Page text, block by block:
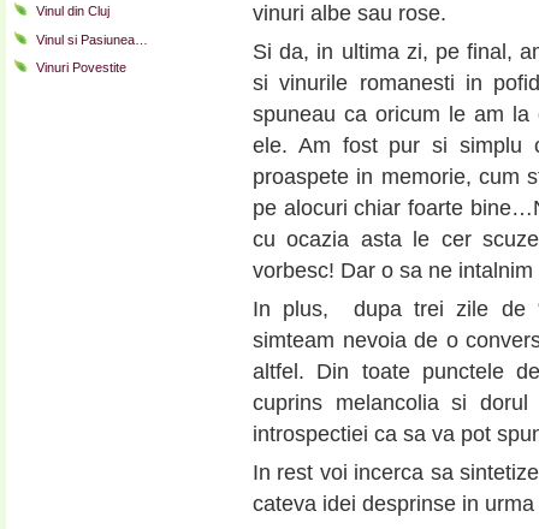
Vinul din Cluj
Vinul si Pasiunea…
Vinuri Povestite
vinuri albe sau rose.
Si da, in ultima zi, pe final,
si vinurile romanesti in
spuneau ca oricum le am
ele. Am fost pur si simplu
proaspete in memorie, cum
pe alocuri chiar foarte
cu ocazia asta le cer
vorbesc! Dar o sa ne
In plus, dupa trei zile de
simteam nevoia de o
altfel. Din toate punctele
cuprins melancolia si
introspectiei ca sa va pot
In rest voi incerca sa
cateva idei desprinse in